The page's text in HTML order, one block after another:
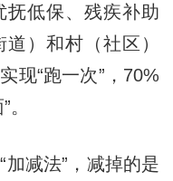
抚低保、残疾补助
）和村（社区）
现“跑一次”，70%
减法”，减掉的是